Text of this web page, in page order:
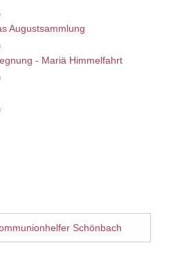
Augustsammlung
- Mariä Himmelfahrt
Schönbach